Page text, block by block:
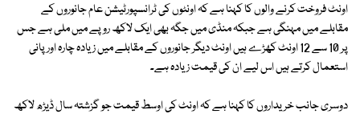
اونٹ فروخت کرنے والوں کا کہنا ہے کہ اونٹوں کی ٹرانسپورٹیشن عام جانوروں کے
مقابلے میں مہنگی ہے جبکہ منڈی میں جگہ بھی ایک لاکھ روپے میں ملی ہے جس
پر 10 سے 12 اونٹ کھڑے ہیں اونٹ دیگر جانوروں کے مقابلے میں زیادہ چارہ اور پانی
استعمال کرتے ہیں اس لیے ان کی قیمت زیادہ ہے۔
دوسری جانب خریداروں کا کہنا ہے کہ اونٹ کی اوسط قیمت جو گزشتہ سال ڈیڑھ لاکھ